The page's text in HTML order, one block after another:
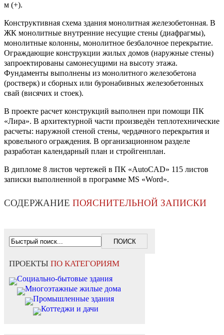
м (+).
Конструктивная схема здания монолитная железобетонная. В
ЖК монолитные внутренние несущие стены (диафрагмы),
монолитные колонны, монолитное безбалочное перекрытие.
Ограждающие конструкции жилых домов (наружные стены)
запроектированы самонесущими на высоту этажа.
Фундаменты выполнены из монолитного железобетона
(ростверк) и сборных или буронабивных железобетонных
свай (висячих и стоек).
В проекте расчет конструкций выполнен при помощи ПК
«Лира». В архитектурной части произведён теплотехнические
расчеты: наружной стеной стены, чердачного перекрытия и
кровельного ограждения. В организационном разделе
разработан календарный план и стройгенплан.
В дипломе 8 листов чертежей в ПК «AutoCAD» 115 листов
записки выполненной в программе MS «Word».
СОДЕРЖАНИЕ ПОЯСНИТЕЛЬНОЙ ЗАПИСКИ
ПРОЕКТЫ ПО КАТЕГОРИЯМ
Социально-бытовые здания
Многоэтажные жилые дома
Промышленные здания
Коттеджи и дачи